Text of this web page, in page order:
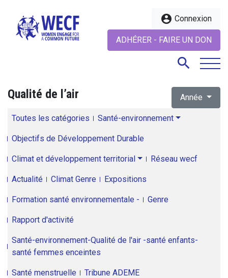
account_circle Connexion
ADHÉRER - FAIRE UN DON
search
Qualité de l’air Année
Toutes les catégories Santé-environnement
Objectifs de Développement Durable
Climat et développement territorial Réseau wecf
Actualité Climat Genre Expositions
Formation santé environnementale - Genre
Rapport d'activité
Santé-environnement-Qualité de l'air -santé enfants-
santé femmes enceintes
Santé menstruelle Tribune ADEME